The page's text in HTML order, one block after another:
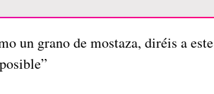
un grano de mostaza, diréis a este